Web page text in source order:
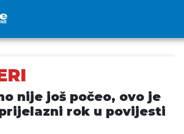
nije još počeo, ovo je
rok u povijesti